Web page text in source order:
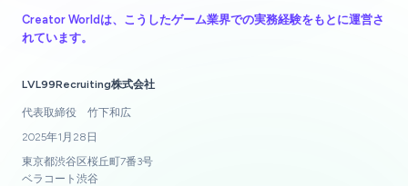
Creator Worldは、こうしたゲーム業界での実務経験をもとに運営さ
れています。
LVL99Recruiting株式会社
代表取締役 竹下和広
2025年1月28日
東京都渋谷区桜丘町7番3号
ベラコート渋谷